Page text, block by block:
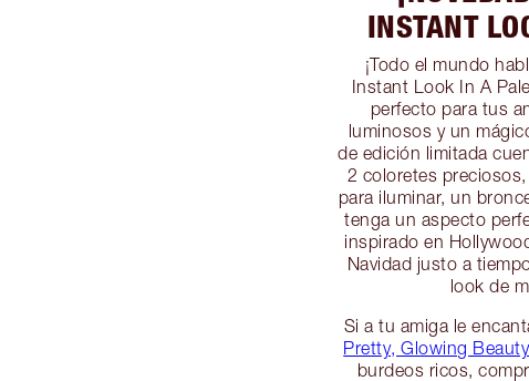
INSTANT
¡Todo el mundo
Instant Look In A
perfecto para tus
luminosos y un
de edición limitada
2 coloretes
para iluminar, un
tenga un aspecto
inspirado en
Navidad justo a
look de
Si a tu amiga le
Pretty, Glowing Beauty
burdeos ricos,